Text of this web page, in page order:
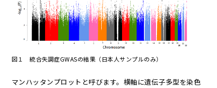
図１ 統合失調症GWASの結果（日本人サンプルのみ）
マンハッタンプロットと呼びます。横軸に遺伝子多型を染色